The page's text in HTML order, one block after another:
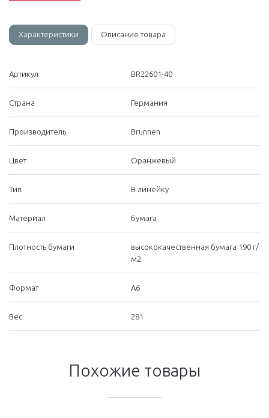
Характеристики Описание товара
Артикул BR22601-40
Страна Германия
Производитель Brunnen
Цвет Оранжевый
Тип В линейку
Материал Бумага
Плотность бумаги
высококачественная бумага 190 г/
м2
Формат А6
Вес 281
Похожие товары